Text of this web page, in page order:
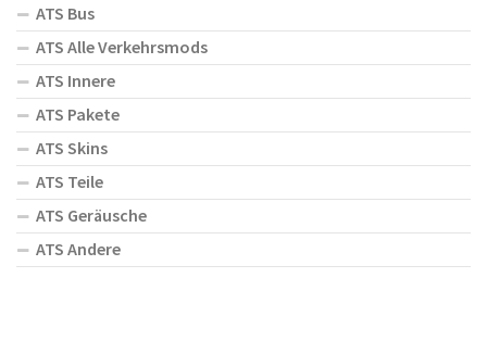
ATS Bus
ATS Alle Verkehrsmods
ATS Innere
ATS Pakete
ATS Skins
ATS Teile
ATS Geräusche
ATS Andere